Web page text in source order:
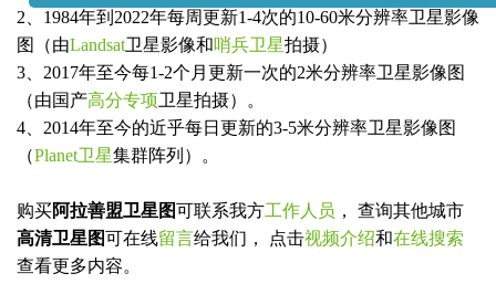
2、1984年到2022年每周更新1-4次的10-60米分辨率卫星影像
图（由Landsat卫星影像和哨兵卫星拍摄）
3、2017年至今每1-2个月更新一次的2米分辨率卫星影像图
（由国产高分专项卫星拍摄）。
4、2014年至今的近乎每日更新的3-5米分辨率卫星影像图
（Planet卫星集群阵列）。
购买阿拉善盟卫星图可联系我方工作人员 ， 查询其他城市
高清卫星图可在线留言给我们， 点击视频介绍和在线搜索
查看更多内容。